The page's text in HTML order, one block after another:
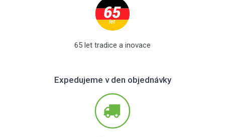
65 let tradice a inovace
Expedujeme v den objednávky